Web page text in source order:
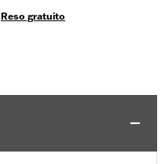
Reso gratuito